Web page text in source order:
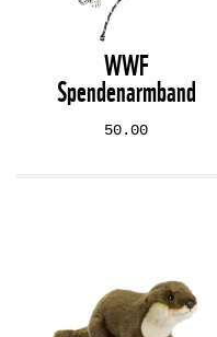
WWF
Spendenarmband
50.00